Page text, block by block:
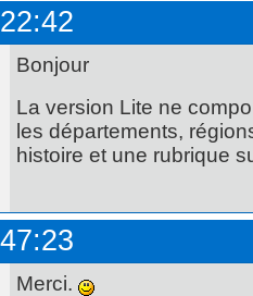
Bonjour
La version Lite ne
les départements,
histoire et une rubrique
Merci.